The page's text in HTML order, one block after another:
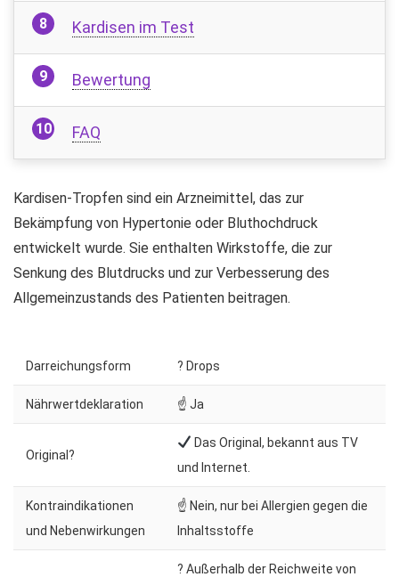
Kardisen im Test
Bewertung
FAQ
Kardisen-Tropfen sind ein Arzneimittel, das zur
Bekämpfung von Hypertonie oder Bluthochdruck
entwickelt wurde. Sie enthalten Wirkstoffe, die zur
Senkung des Blutdrucks und zur Verbesserung des
Allgemeinzustands des Patienten beitragen.
Darreichungsform ? Drops
Nährwertdeklaration ☝ Ja
Original?
Das Original, bekannt aus TV
und Internet.
Kontraindikationen
und Nebenwirkungen
☝ Nein, nur bei Allergien gegen die
Inhaltsstoffe
? Außerhalb der Reichweite von